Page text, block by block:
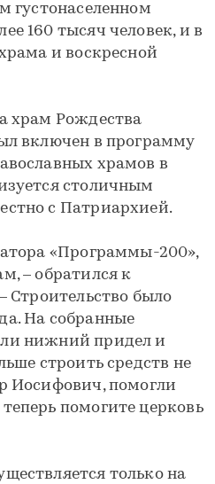
густонаселенном
160 тысяч человек, и в
и воскресной
храм Рождества
включен в программу
храмов в
столичным
с Патриархией.
«Программы-200»,
– обратился к
Строительство было
На собранные
нижний придел и
строить средств не
Иосифович, помогли
помогите церковь
только на